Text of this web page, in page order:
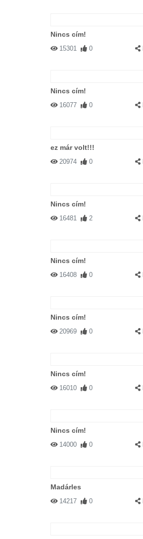
Nincs cím!
15301 0
Nincs cím!
16077 0
ez már volt!!!
20974 0
Nincs cím!
16481 2
Nincs cím!
16408 0
Nincs cím!
20969 0
Nincs cím!
16010 0
Nincs cím!
14000 0
Madárles
14217 0